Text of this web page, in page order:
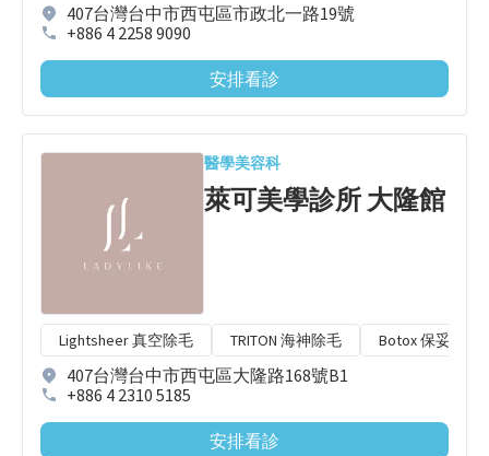
407台灣台中市西屯區市政北一路19號
+886 4 2258 9090
安排看診
醫學美容科
萊可美學診所 大隆館
Lightsheer 真空除毛 TRITON 海神除毛 Botox 保妥適肉
407台灣台中市西屯區大隆路168號B1
+886 4 2310 5185
安排看診